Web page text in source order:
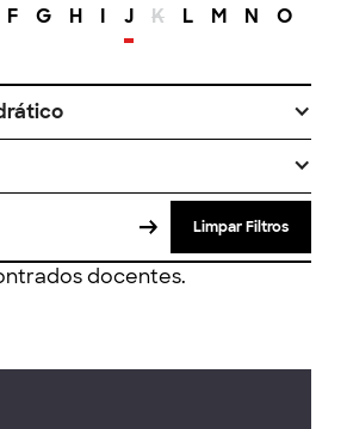
F G H I J K L M N O
Limpar Filtros
docentes.